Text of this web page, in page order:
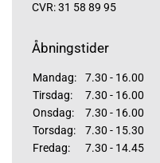
CVR: 31 58 89 95
Åbningstider
Mandag:
7.30 - 16.00
Tirsdag:
7.30 - 16.00
Onsdag:
7.30 - 16.00
Torsdag:
7.30 - 15.30
Fredag:
7.30 - 14.45